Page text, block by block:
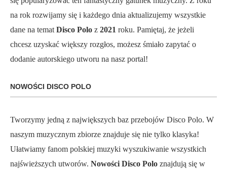
na rok rozwijamy się i każdego dnia aktualizujemy wszystkie
dane na temat Disco Polo z 2021 roku. Pamiętaj, że jeżeli
chcesz uzyskać większy rozgłos, możesz śmiało zapytać o
dodanie autorskiego utworu na nasz portal!
NOWOŚCI DISCO POLO
Tworzymy jedną z największych baz przebojów Disco Polo. W
naszym muzycznym zbiorze znajduje się nie tylko klasyka!
Ułatwiamy fanom polskiej muzyki wyszukiwanie wszystkich
najświeższych utworów. Nowości Disco Polo znajdują się w